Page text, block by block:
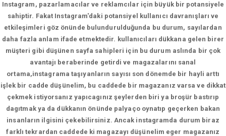
Instagram, pazarlamacılar ve reklamcılar için büyük bir potansiyele
sahiptir. Fakat Instagram'daki potansiyel kullanıcı davranışları ve
etkileşimleri göz önünde bulundurulduğunda bu durum, sayılardan
daha fazla anlam ifade etmektedir. kullanıcıları dükkana gelen birer
müşteri gibi düşünen sayfa sahipleri için bu durum aslında bir çok
avantajı beraberinde getirdi ve magazalarını sanal
ortama,instagrama taşıyanların sayısı son dönemde bir hayli arttı
işlek bir cadde düşünelim, bu caddede bir magazanız varsa ve dikkat
çekmek istiyorsanız yapıcagınız şeylerden biri ya broşür bastırıp
dagıtmak ya da dükkanın önünde palyaço oynatıp geçerken bakan
insanların ilgisini çekebilirsiniz. Ancak instagramda durum biraz
farklı tekrardan caddede ki magazayı düşünelim eger magazanız